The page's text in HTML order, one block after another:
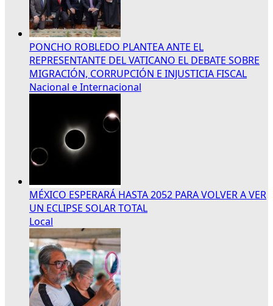
PONCHO ROBLEDO PLANTEA ANTE EL
REPRESENTANTE DEL VATICANO EL DEBATE SOBRE
MIGRACIÓN, CORRUPCIÓN E INJUSTICIA FISCAL
Nacional e Internacional
MÉXICO ESPERARÁ HASTA 2052 PARA VOLVER A VER
UN ECLIPSE SOLAR TOTAL
Local